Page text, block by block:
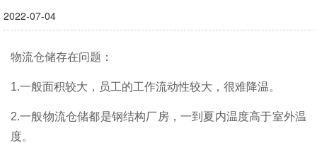
2022-07-04
物流仓储存在问题：
1.一般面积较大，员工的工作流动性较大，很难降温。
2.一般物流仓储都是钢结构厂房，一到夏内温度高于室外温
度。